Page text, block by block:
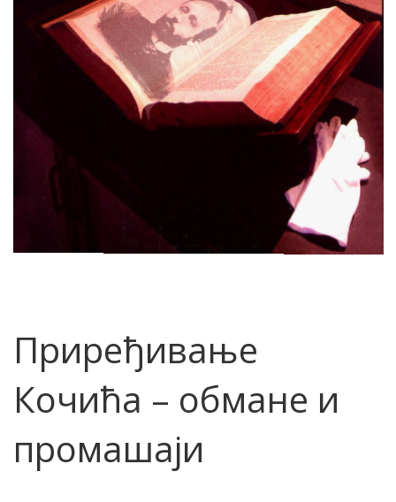
Приређивање
Кочића – обмане и
промашаји